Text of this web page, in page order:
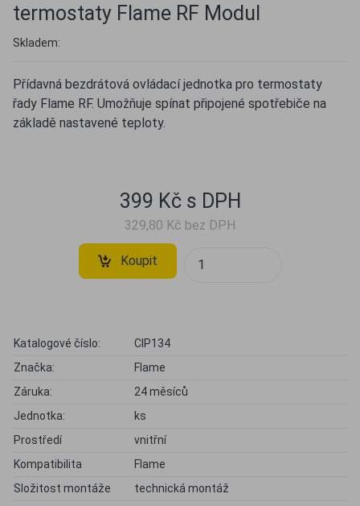
termostaty Flame RF Modul
Skladem:
Přídavná bezdrátová ovládací jednotka pro termostaty
řady Flame RF. Umožňuje spínat připojené spotřebiče na
základě nastavené teploty.
399 Kč s DPH
329,80 Kč bez DPH
Koupit
Katalogové číslo:
CIP134
Značka:
Flame
Záruka:
24 měsíců
Jednotka:
ks
Prostředí
vnitřní
Kompatibilita
Flame
Složitost montáže
technická montáž